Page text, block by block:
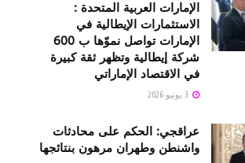
الإمارات العربية المتحدة :
الاستثمارات الإيطالية في
الإمارات تواصل نموّها ب 600
شركة إيطالية وتظهر ثقة كبيرة
في الاقتصاد الإماراتي
عراقجي: الحكم على محادثات
واشنطن وطهران مرهون بنتائجها